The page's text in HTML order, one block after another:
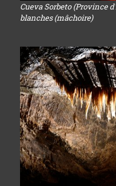
Cueva Sorbeto (Province
blanches (mâchoire)